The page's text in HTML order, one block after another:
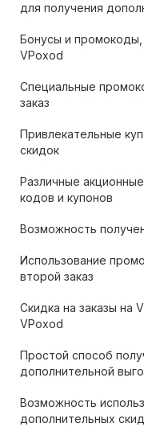
для получения
Бонусы и
VPoxod
Специальные
заказ
Привлекательные
скидок
Различные
кодов и купонов
Возможность
Использование
второй заказ
Скидка на заказы
VPoxod
Простой способ
дополнительной
Возможность
дополнительных